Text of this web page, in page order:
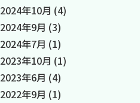
2024年10月 (4)
2024年9月 (3)
2024年7月 (1)
2023年10月 (1)
2023年6月 (4)
2022年9月 (1)